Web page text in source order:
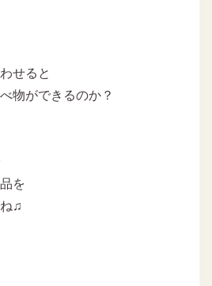
せると
物ができるのか？
を
♫